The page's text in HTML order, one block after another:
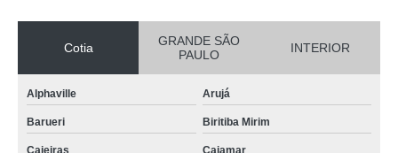
Cotia
GRANDE SÃO
PAULO
INTERIOR
Alphaville Arujá
Barueri Biritiba Mirim
Caieiras Cajamar